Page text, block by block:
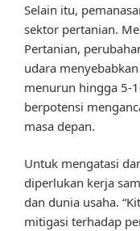
Selain itu,
sektor pertanian.
Pertanian,
udara
menurun hingga 5-
berpotensi
masa depan.
Untuk mengatasi
diperlukan kerja
dan dunia usaha.
mitigasi terhadap